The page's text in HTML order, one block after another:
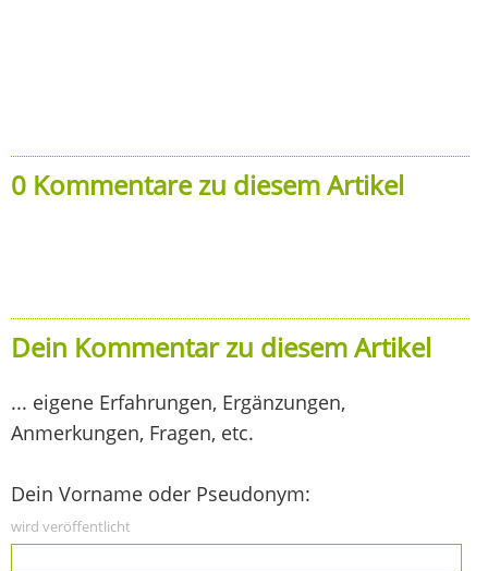
0 Kommentare zu diesem Artikel
Dein Kommentar zu diesem Artikel
... eigene Erfahrungen, Ergänzungen,
Anmerkungen, Fragen, etc.
Dein Vorname oder Pseudonym:
wird veröffentlicht